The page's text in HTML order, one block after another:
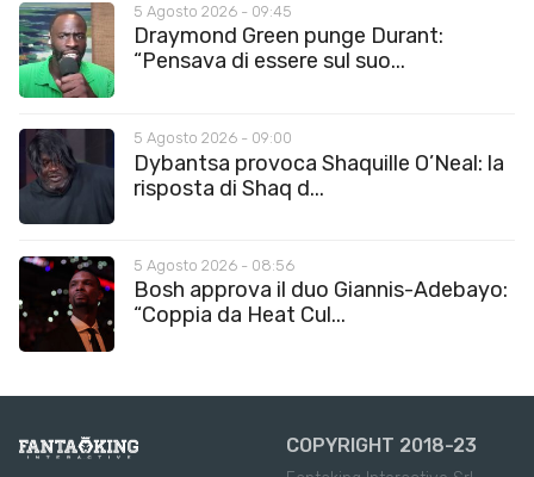
5 Agosto 2026 - 09:45
Draymond Green punge Durant:
“Pensava di essere sul suo...
5 Agosto 2026 - 09:00
Dybantsa provoca Shaquille O’Neal: la
risposta di Shaq d...
5 Agosto 2026 - 08:56
Bosh approva il duo Giannis-Adebayo:
“Coppia da Heat Cul...
COPYRIGHT 2018-23